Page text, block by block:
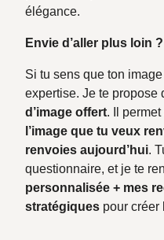
élégance.
Envie d’aller plus loin ?
Si tu sens que ton
expertise. Je te propose
d’image offert. Il
l’image que tu veux
renvoies aujourd’hui.
questionnaire, et je te
personnalisée + mes
stratégiques pour créer